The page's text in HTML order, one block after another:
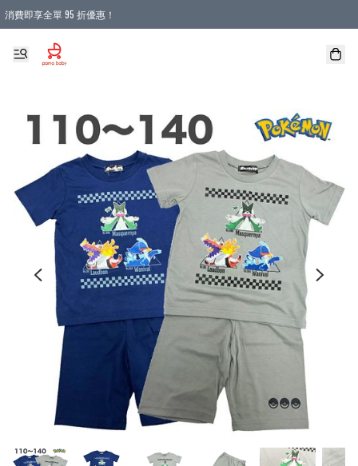
消費即享全單 95 折優惠！
購物滿 HKD 900.00即享免運費優惠！（適用於 本地送貨、本地取貨 )